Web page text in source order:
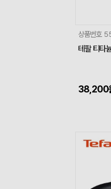
상품번호
테팔 티타
38,200